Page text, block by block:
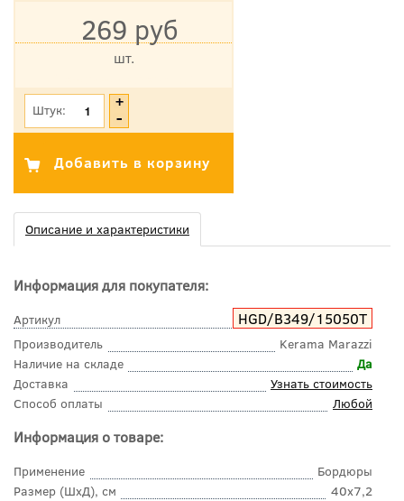
269 руб
шт.
Штук:
Описание и характеристики
Информация для покупателя:
Артикул HGD/B349/15050T
Производитель
Kerama Marazzi
Наличие на складе
Да
Доставка
Узнать стоимость
Способ оплаты
Любой
Информация о товаре:
Применение
Бордюры
Размер (ШхД), см
40x7,2